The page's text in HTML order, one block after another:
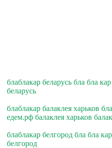
блаблакар беларусь бла бла
беларусь
блаблакар балаклея харьков
едем.рф балаклея харьков
блаблакар белгород бла бла
белгород